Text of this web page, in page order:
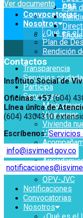
Notificaciones
Convocatorias
Nosotros
¿Qué es el
Plan de
Rendición
Transparencia
Servicios
Participa
Servicios
Vivir mejor
Vivienda
Vivienda
Titulación
OPV-JVC
Notificaciones
Convocatorias
Nosotros
Plan
Ver documento
Contactos
Instituto Social de
Oficinas: +57(604)
Línea única de
(604) 4304310
Escríbenos:Servicios
info@isvimed.gov.co